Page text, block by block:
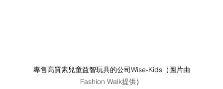
專售高質素兒童益智玩具的公司Wise-Kids（圖片由
Fashion Walk提供）